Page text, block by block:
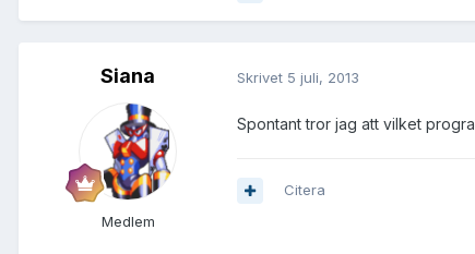
Siana
Medlem
Skrivet 5 juli, 2013
Spontant tror jag att vilket
Citera